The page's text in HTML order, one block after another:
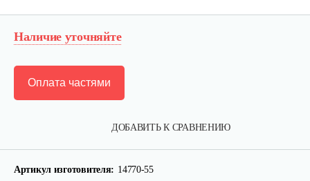
Наличие уточняйте
ДОБАВИТЬ К СРАВНЕНИЮ
Оплата частями
Артикул изготовителя: 14770-55